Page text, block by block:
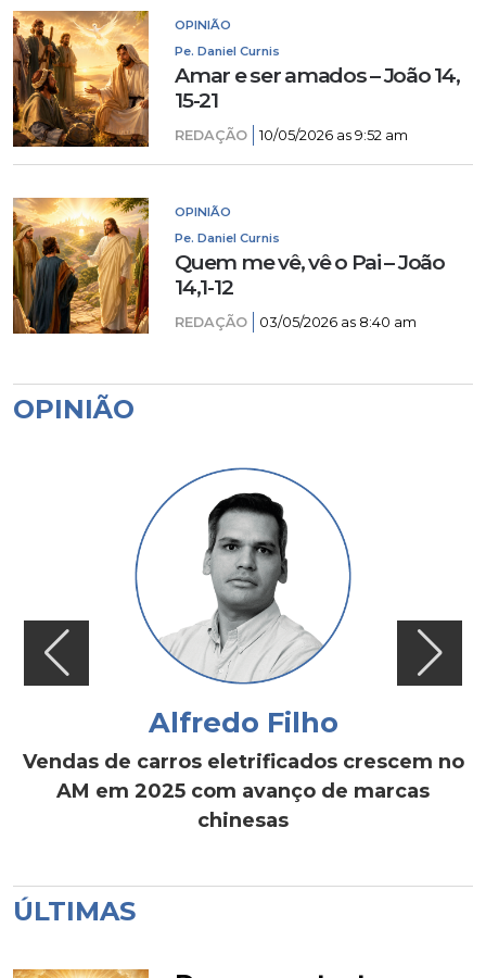
OPINIÃO
Pe. Daniel Curnis
Amar e ser amados – João 14,
15-21
REDAÇÃO 10/05/2026 as 9:52 am
OPINIÃO
Pe. Daniel Curnis
Quem me vê, vê o Pai – João
14,1-12
REDAÇÃO 03/05/2026 as 8:40 am
OPINIÃO
Alfredo Filho
Vendas de carros eletrificados crescem no
AM em 2025 com avanço de marcas
chinesas
ÚLTIMAS